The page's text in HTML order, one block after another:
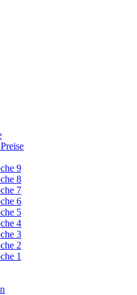
9
8
7
6
5
4
3
2
1